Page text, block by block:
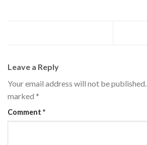
Leave a Reply
Your email address will not be published.
marked *
Comment *